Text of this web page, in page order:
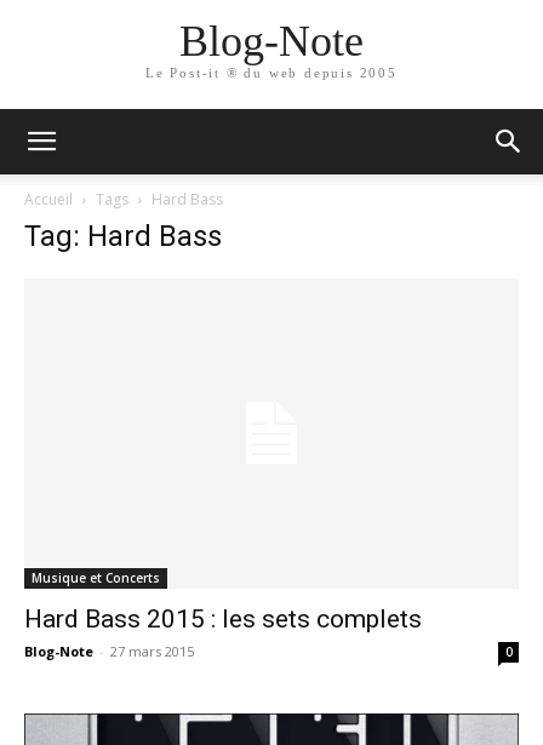
Blog-Note
Le Post-it ® du web depuis 2005
Accueil Tags Hard Bass
Tag: Hard Bass
Musique et Concerts
Hard Bass 2015 : les sets complets
Blog-Note - 27 mars 2015 0